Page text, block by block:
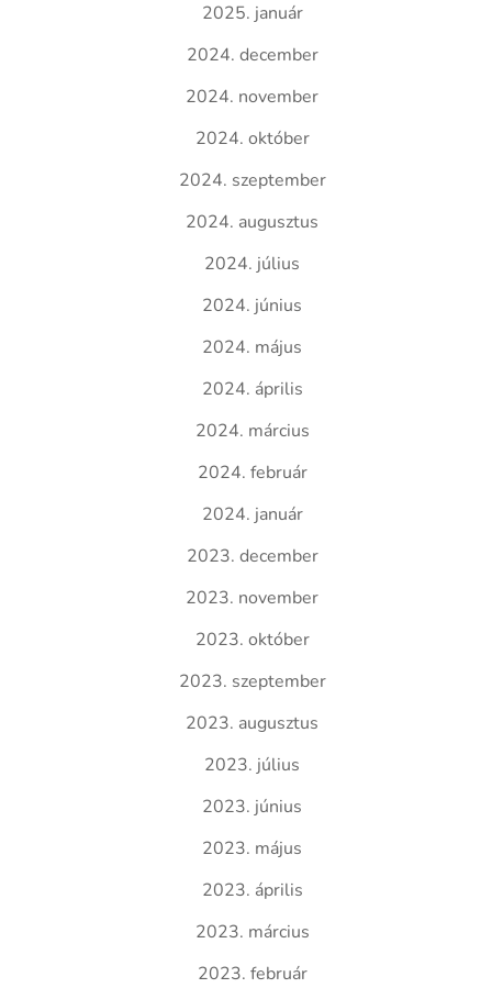
2025. január
2024. december
2024. november
2024. október
2024. szeptember
2024. augusztus
2024. július
2024. június
2024. május
2024. április
2024. március
2024. február
2024. január
2023. december
2023. november
2023. október
2023. szeptember
2023. augusztus
2023. július
2023. június
2023. május
2023. április
2023. március
2023. február